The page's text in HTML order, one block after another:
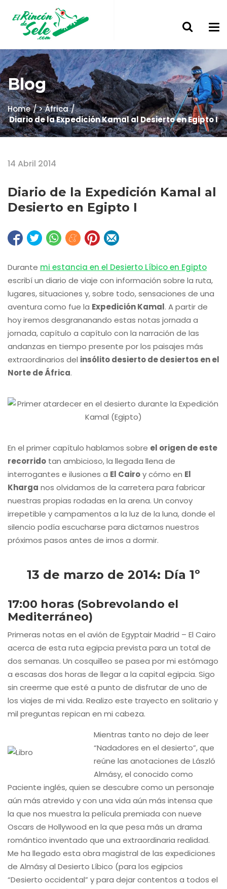
Blog
Home
> África
Diario de la Expedición Kamal al Desierto en Egipto I
14 Abril 2014
Diario de la Expedición Kamal al
Desierto en Egipto I
Durante mi estancia en el Desierto Líbico en Egipto
escribí un diario de viaje con información sobre la ruta,
lugares, situaciones y, sobre todo, sensaciones de una
aventura como fue la Expedición Kamal. A partir de
hoy iremos desgrananando estas notas jornada a
jornada, capítulo a capítulo con la narración de las
andanzas en tiempo presente por los paisajes más
extraordinarios del insólito desierto de desiertos en el
Norte de África.
En el primer capítulo hablamos sobre el origen de este
recorrido tan ambicioso, la llegada llena de
interrogantes e ilusiones a El Cairoy cómo en El
Kharga nos olvidamos de la carretera para fabricar
nuestras propias rodadas en la arena. Un convoy
irrepetible y campamentos a la luz de la luna, donde el
silencio podía escucharse para dictarnos nuestros
próximos pasos antes de irnos a dormir.
13 de marzo de 2014: Día 1º
17:00 horas (Sobrevolando el
Mediterráneo)
Primeras notas en el avión de Egyptair Madrid – El Cairo
acerca de esta ruta egipcia prevista para un total de
dos semanas. Un cosquilleo se pasea por mi estómago
a escasas dos horas de llegar a la capital egipcia. Sigo
sin creerme que esté a punto de disfrutar de uno de
los viajes de mi vida. Realizo este trayecto en solitario y
mil preguntas repican en mi cabeza.
Mientras tanto no dejo de leer
“Nadadores en el desierto”, que
reúne las anotaciones de László
Almásy, el conocido como
Paciente inglés, quien se descubre como un personaje
aún más atrevido y con una vida aún más intensa que
la que nos muestra la película premiada con nueve
Oscars de Hollywood en la que pesa más un drama
romántico inventado que una extraordinaria realidad.
Me ha llegado esta obra magistral de las expediciones
de Almásy al Desierto Líbico (para los egipcios
“Desierto occidental” y para dejar contentos a todos el